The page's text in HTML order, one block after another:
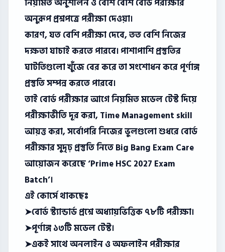
নিয়মিত অনুশীলন ও বেশি বেশি বোর্ড পরীক্ষার
অনুরূপ প্রশ্নপত্রে পরীক্ষা দেওয়া।
কারণ, যত বেশি পরীক্ষা দেবে, তত বেশি নিজের
দক্ষতা যাচাই করতে পারবে। পাশাপাশি প্রস্তুতির
ঘাটতিগুলো খুঁজে বের করে তা সংশোধন করে পূর্ণাঙ্গ
প্রস্তুতি সম্পন্ন করতে পারবে।
তাই বোর্ড পরীক্ষার আগে নিয়মিত মডেল টেস্ট দিয়ে
পরীক্ষাভীতি দূর করা, Time Management skill
আয়ত্ত করা, সর্বোপরি নিজের ভুলগুলো শুধরে বোর্ড
পরীক্ষার সুদৃঢ় প্রস্তুতি নিতে Big Bang Exam Care
আয়োজন করেছে ‘Prime HSC 2027 Exam
Batch’।
এই কোর্সে থাকছেঃ
➤বোর্ড স্ট্যান্ডার্ড প্রশ্নে অধ্যায়ভিত্তিক ৭৮টি পরীক্ষা।
➤পূর্ণাঙ্গ ১৩টি মডেল টেস্ট।
➤একই সাথে অনলাইন ও অফলাইন পরীক্ষার